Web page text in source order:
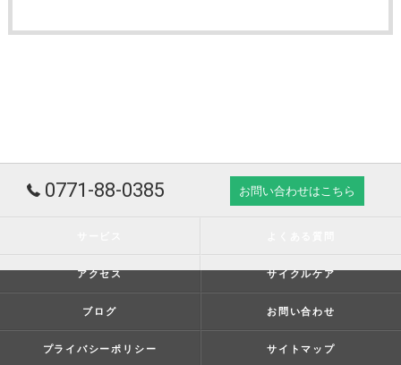
0771-88-0385 お問い合わせはこちら
アクセス サイクルケア
ブログ お問い合わせ
プライバシーポリシー サイトマップ